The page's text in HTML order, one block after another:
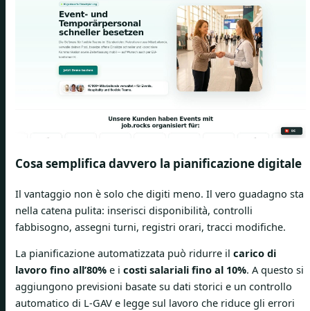
Cosa semplifica davvero la pianificazione digitale
Il vantaggio non è solo che digiti meno. Il vero guadagno sta
nella catena pulita: inserisci disponibilità, controlli
fabbisogno, assegni turni, registri orari, tracci modifiche.
La pianificazione automatizzata può ridurre il carico di
lavoro fino all’80% e i costi salariali fino al 10%. A questo si
aggiungono previsioni basate su dati storici e un controllo
automatico di L-GAV e legge sul lavoro che riduce gli errori